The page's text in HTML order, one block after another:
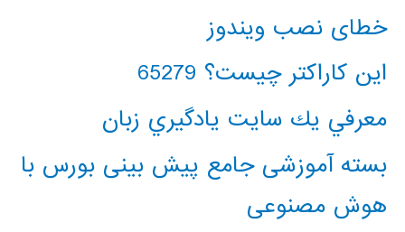
خطای نصب ویندوز
این کاراکتر چیست؟ 65279
معرفي يك سايت يادگيري زبان
بسته آموزشی جامع پیش بینی بورس با
هوش مصنوعی